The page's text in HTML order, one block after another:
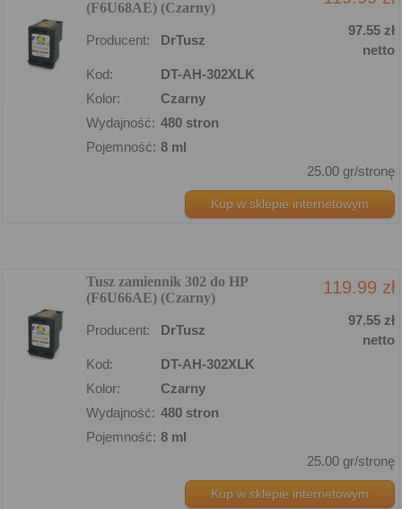
(F6U68AE) (Czarny)
Producent: DrTusz
97.55 zł
netto
Kod:
DT-AH-302XLK
Kolor:
Czarny
Wydajność: 480 stron
Pojemność: 8 ml
25.00 gr/stronę
Kup w sklepie internetowym
Tusz zamiennik 302 do HP
(F6U66AE) (Czarny)
119.99 zł
Producent: DrTusz
97.55 zł
netto
Kod:
DT-AH-302XLK
Kolor:
Czarny
Wydajność: 480 stron
Pojemność: 8 ml
25.00 gr/stronę
Kup w sklepie internetowym